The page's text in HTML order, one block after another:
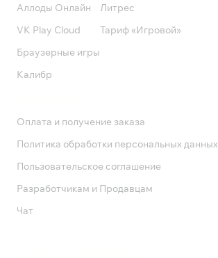
Аллоды Онлайн
VK Play Cloud
Браузерные игры
Калибр
Литрес
Тариф «Игровой»
Оплата и получение заказа
Политика обработки персональных данных
Пользовательское соглашение
Разработчикам и Продавцам
Чат